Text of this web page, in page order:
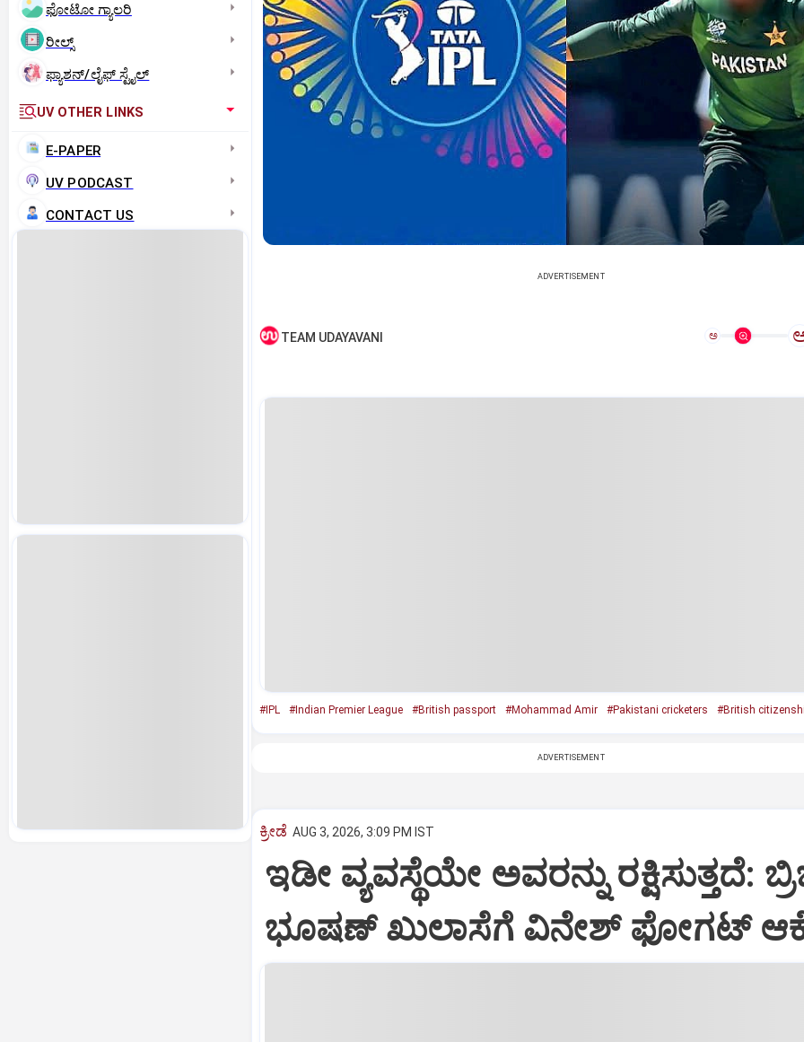
ಫೋಟೋ ಗ್ಯಾಲರಿ
ರೀಲ್ಸ್
ಫ್ಯಾಶನ್/ಲೈಫ್‌ ಸ್ಟೈಲ್
UV OTHER LINKS
E-PAPER
UV PODCAST
CONTACT US
ADVERTISEMENT
TEAM UDAYAVANI ಅ
#IPL #Indian Premier League #British passport #Mohammad Amir #Pakistani cricketers #British
ADVERTISEMENT
ಕ್ರೀಡೆ AUG 3, 2026, 3:09 PM IST
ಇಡೀ ವ್ಯವಸ್ಥೆಯೇ ಅವರನ್ನು ರಕ್ಷಿಸುತ್ತದೆ:
ಭೂಷಣ್ ಖುಲಾಸೆಗೆ ವಿನೇಶ್ ಫೋಗಟ್